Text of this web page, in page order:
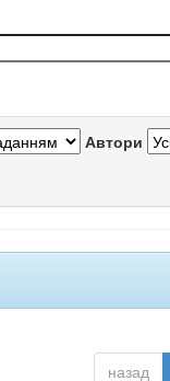
Автори
назад